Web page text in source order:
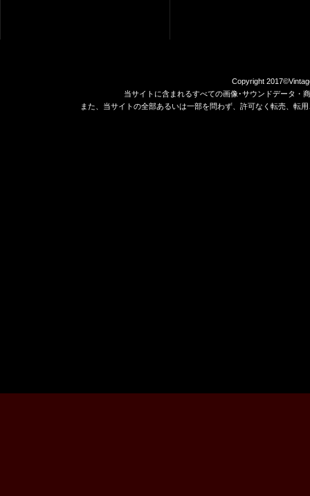
Copyright
当サイトに含まれるすべての画像･サウンドデータ・
また、当サイトの全部あるいは一部を問わず、許可なく転売、転